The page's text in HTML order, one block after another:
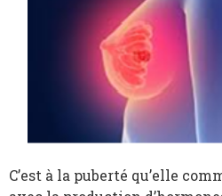
C’est à la puberté qu’elle